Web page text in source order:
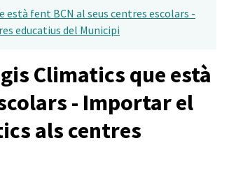
fent BCN al seus centres escolars -
educatius del Municipi
Climatics que està
- Importar el
als centres